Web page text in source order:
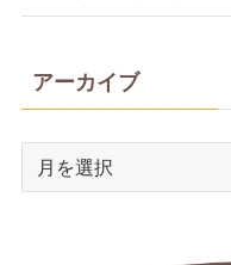
アーカイブ